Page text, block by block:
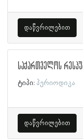
დაწვრილებით
საქართველოს
ტიპი: პერიოდიკა
დაწვრილებით